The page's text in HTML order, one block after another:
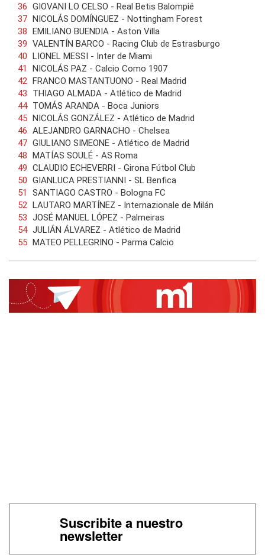
GIOVANI LO CELSO - Real Betis Balompié
NICOLÁS DOMÍNGUEZ - Nottingham Forest
EMILIANO BUENDIA - Aston Villa
VALENTÍN BARCO - Racing Club de Estrasburgo
LIONEL MESSI - Inter de Miami
NICOLÁS PAZ - Calcio Como 1907
FRANCO MASTANTUONO - Real Madrid
THIAGO ALMADA - Atlético de Madrid
TOMÁS ARANDA - Boca Juniors
NICOLÁS GONZÁLEZ - Atlético de Madrid
ALEJANDRO GARNACHO - Chelsea
GIULIANO SIMEONE - Atlético de Madrid
MATÍAS SOULÉ - AS Roma
CLAUDIO ECHEVERRI - Girona Fútbol Club
GIANLUCA PRESTIANNI - SL Benfica
SANTIAGO CASTRO - Bologna FC
LAUTARO MARTÍNEZ - Internazionale de Milán
JOSÉ MANUEL LÓPEZ - Palmeiras
JULIÁN ÁLVAREZ - Atlético de Madrid
MATEO PELLEGRINO - Parma Calcio
Suscribite a nuestro
newsletter